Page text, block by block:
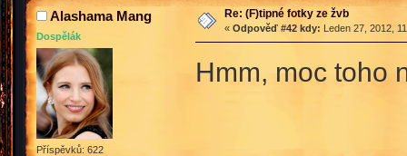
Alashama Mang
Dospělák
Příspěvků: 622
Re: (F)tipné fotky ze žvb
« Odpověď #42 kdy: Leden 27, 2012,
Hmm, moc toho